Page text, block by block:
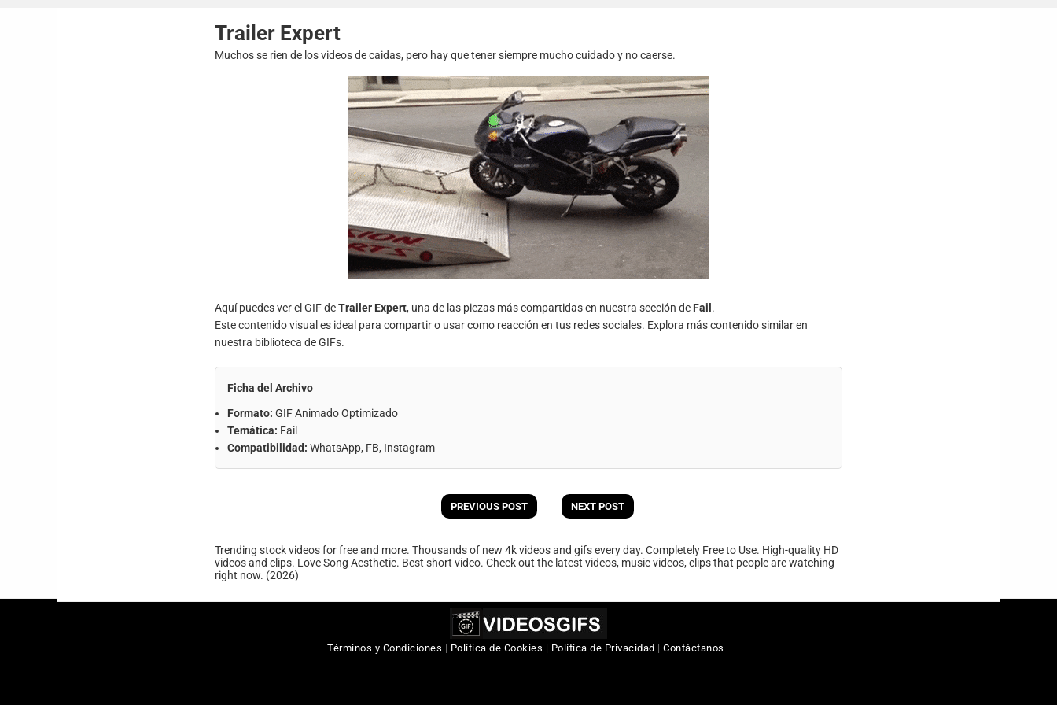
Trailer Expert
Muchos se rien de los videos de caidas, pero hay que tener siempre mucho cuidado y no caerse.
Aquí puedes ver el GIF deTrailer Expert, una de las piezas más compartidas en nuestra sección de Fail .
Este contenido visual es ideal para compartir o usar como reacción en tus redes sociales. Explora más contenido similar en
nuestra biblioteca de GIFs.
Ficha del Archivo
Formato: GIF Animado Optimizado
Temática: Fail
Compatibilidad: WhatsApp, FB, Instagram
PREVIOUS POST NEXT POST
Trending stock videos for free and more. Thousands of new 4k videos and gifs every day. Completely Free to Use. High-quality HD
videos and clips. Love Song Aesthetic. Best short video. Check out the latest videos, music videos, clips that people are watching
right now. (2026)
Términos y Condiciones | Política de Cookies | Política de Privacidad |Contáctanos